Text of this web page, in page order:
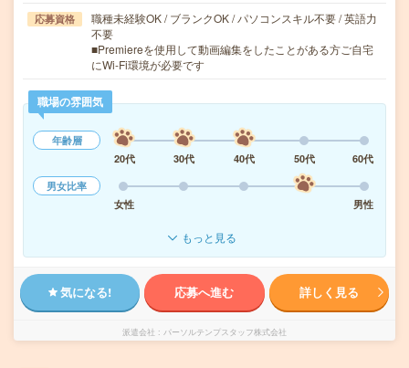
応募資格
職種未経験OK / ブランクOK / パソコンスキル不要 / 英語力
不要
■Premiereを使用して動画編集をしたことがある方ご自宅
にWi-Fi環境が必要です
職場の雰囲気
年齢層
20代
30代 40代 50代
60代
男女比率
女性
男性
もっと見る
気になる! 応募へ進む 詳しく見る
派遣会社 パーソルテンプスタッフ株式会社